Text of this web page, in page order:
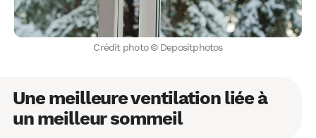
Crédit photo © Depositphotos
Une meilleure ventilation liée à
un meilleur sommeil